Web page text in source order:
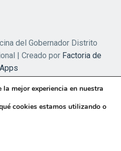
del Gobernador Distrito
| Creado por Factoria de
Apps
mejor experiencia en nuestra
cookies estamos utilizando o